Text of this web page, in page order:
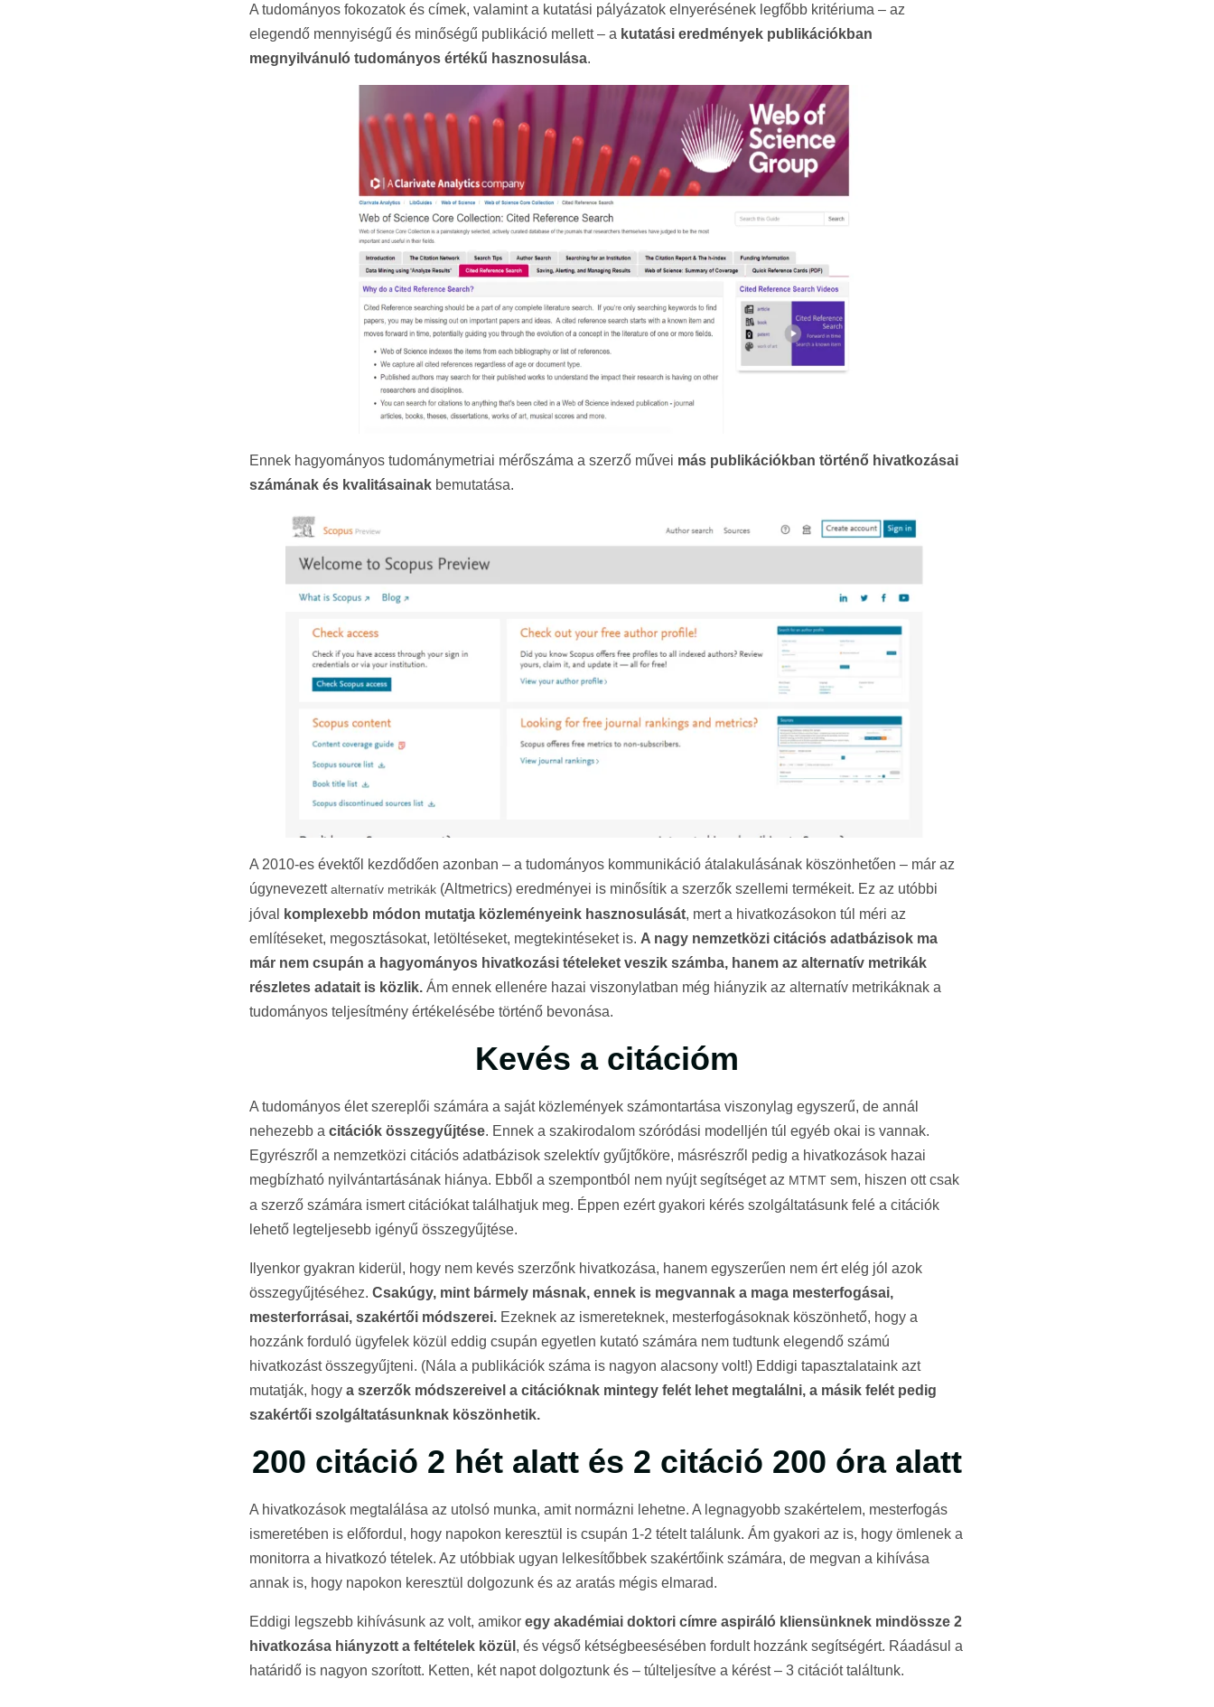
A tudományos fokozatok és címek, valamint a kutatási pályázatok elnyerésének legfőbb kritériuma – az
elegendő mennyiségű és minőségű publikáció mellett – a kutatási eredmények publikációkban
megnyilvánuló tudományos értékű hasznosulása.
Ennek hagyományos tudománymetriai mérőszáma a szerző művei más publikációkban történő hivatkozásai
számának és kvalitásainak bemutatása.
A 2010-es évektől kezdődően azonban – a tudományos kommunikáció átalakulásának köszönhetően – már az
úgynevezettalternatív metrikák (Altmetrics) eredményei is minősítik a szerzők szellemi termékeit. Ez az utóbbi
jóval
komplexebb módon mutatja közleményeink hasznosulását, mert a hivatkozásokon túl méri az
említéseket, megosztásokat, letöltéseket, megtekintéseket is. A nagy nemzetközi citációs adatbázisok ma
már nem csupán a hagyományos hivatkozási tételeket veszik számba, hanem az alternatív metrikák
részletes adatait is közlik. Ám ennek ellenére hazai viszonylatban még hiányzik az alternatív metrikáknak a
tudományos teljesítmény értékelésébe történő bevonása.
Kevés a citációm
A tudományos élet szereplői számára a saját közlemények számontartása viszonylag egyszerű, de annál
nehezebb a citációk összegyűjtése. Ennek a szakirodalom szóródási modelljén túl egyéb okai is vannak.
Egyrészről a nemzetközi citációs adatbázisok szelektív gyűjtőköre, másrészről pedig a hivatkozások hazai
megbízható nyilvántartásának hiánya. Ebből a szempontból nem nyújt segítséget az MTMT sem, hiszen ott csak
a szerző számára ismert citációkat találhatjuk meg. Éppen ezért gyakori kérés szolgáltatásunk felé a citációk
lehető legteljesebb igényű összegyűjtése.
Ilyenkor gyakran kiderül, hogy nem kevés szerzőnk hivatkozása, hanem egyszerűen nem ért elég jól azok
összegyűjtéséhez. Csakúgy, mint bármely másnak, ennek is megvannak a maga mesterfogásai,
mesterforrásai, szakértői módszerei. Ezeknek az ismereteknek, mesterfogásoknak köszönhető, hogy a
hozzánk forduló ügyfelek közül eddig csupán egyetlen kutató számára nem tudtunk elegendő számú
hivatkozást összegyűjteni. (Nála a publikációk száma is nagyon alacsony volt!) Eddigi tapasztalataink azt
mutatják, hogy a szerzők módszereivel a citációknak mintegy felét lehet megtalálni, a másik felét pedig
szakértői szolgáltatásunknak köszönhetik.
200 citáció 2 hét alatt és 2 citáció 200 óra alatt
A hivatkozások megtalálása az utolsó munka, amit normázni lehetne. A legnagyobb szakértelem, mesterfogás
ismeretében is előfordul, hogy napokon keresztül is csupán 1-2 tételt találunk. Ám gyakori az is, hogy ömlenek a
monitorra a hivatkozó tételek. Az utóbbiak ugyan lelkesítőbbek szakértőink számára, de megvan a kihívása
annak is, hogy napokon keresztül dolgozunk és az aratás mégis elmarad.
Eddigi legszebb kihívásunk az volt, amikor egy akadémiai doktori címre aspiráló kliensünknek mindössze 2
hivatkozása hiányzott a feltételek közül , és végső kétségbeesésében fordult hozzánk segítségért. Ráadásul a
határidő is nagyon szorított. Ketten, két napot dolgoztunk és – túlteljesítve a kérést – 3 citációt találtunk.